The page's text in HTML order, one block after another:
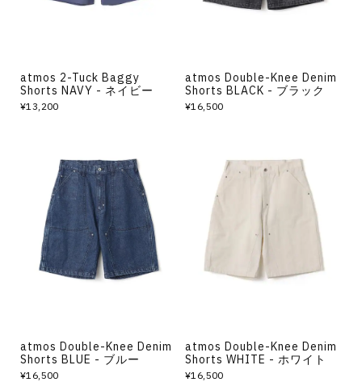
atmos 2-Tuck Baggy
Shorts NAVY - ネイビー
¥13,200
atmos Double-Knee Denim
Shorts BLACK - ブラック
¥16,500
atmos Double-Knee Denim
Shorts BLUE - ブルー
¥16,500
atmos Double-Knee Denim
Shorts WHITE - ホワイト
¥16,500